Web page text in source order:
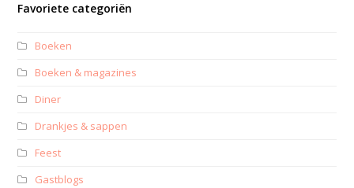
Favoriete categoriën
Boeken
Boeken & magazines
Diner
Drankjes & sappen
Feest
Gastblogs